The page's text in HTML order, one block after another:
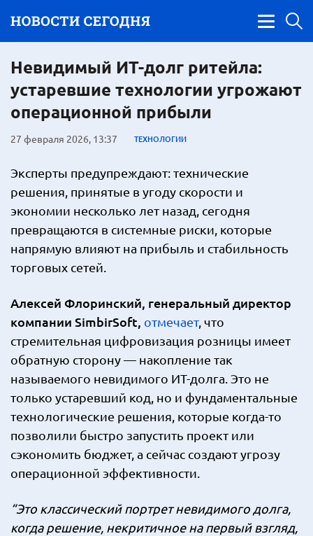
Невидимый ИТ-долг ритейла:
устаревшие технологии угрожают
операционной прибыли
27 февраля 2026, 13:37 ТЕХНОЛОГИИ
Эксперты предупреждают: технические
решения, принятые в угоду скорости и
экономии несколько лет назад, сегодня
превращаются в системные риски, которые
напрямую влияют на прибыль и стабильность
торговых сетей.
Алексей Флоринский, генеральный директор
компании SimbirSoft, отмечает, что
стремительная цифровизация розницы имеет
обратную сторону — накопление так
называемого невидимого ИТ-долга. Это не
только устаревший код, но и фундаментальные
технологические решения, которые когда-то
позволили быстро запустить проект или
сэкономить бюджет, а сейчас создают угрозу
операционной эффективности.
“Это классический портрет невидимого долга,
когда решение, некритичное на первый взгляд,